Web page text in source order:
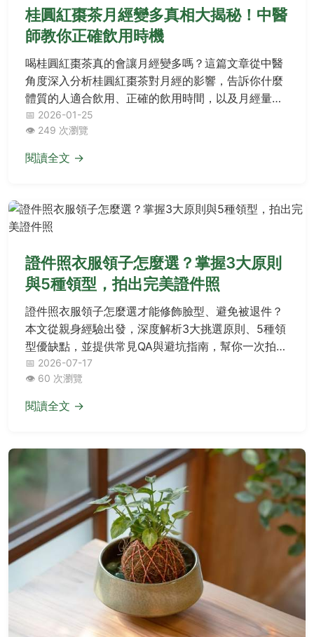
桂圓紅棗茶月經變多真相大揭秘！中醫
師教你正確飲用時機
喝桂圓紅棗茶真的會讓月經變多嗎？這篇文章從中醫
角度深入分析桂圓紅棗茶對月經的影響，告訴你什麼
體質的人適合飲用、正確的飲用時間，以及月經量突
然變多可能隱藏的健康警訊，幫助你安心享受這款傳
統養生茶飲。
📅 2026-01-25
👁️ 249 次瀏覽
閱讀全文 →
證件照衣服領子怎麼選？掌握3大原則
與5種領型，拍出完美證件照
證件照衣服領子怎麼選才能修飾臉型、避免被退件？
本文從親身經驗出發，深度解析3大挑選原則、5種領
型優缺點，並提供常見QA與避坑指南，幫你一次拍出
專業又好看的證件照。
📅 2026-07-17
👁️ 60 次瀏覽
閱讀全文 →